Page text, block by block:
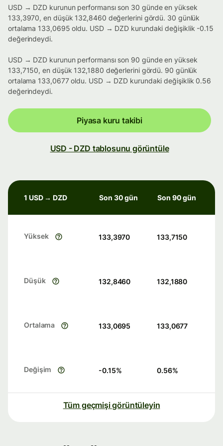
USD → DZD kurunun performansı son 30 günde en yüksek
133,3970, en düşük 132,8460 değerlerini gördü. 30 günlük
ortalama 133,0695 oldu. USD → DZD kurundaki değişiklik -0.15
değerindeydi.
USD → DZD kurunun performansı son 90 günde en yüksek
133,7150, en düşük 132,1880 değerlerini gördü. 90 günlük
ortalama 133,0677 oldu. USD → DZD kurundaki değişiklik 0.56
değerindeydi.
Piyasa kuru takibi
USD - DZD tablosunu görüntüle
1 USD → DZD Son 30 gün Son 90 gün
Yüksek 133,3970 133,7150
Düşük 132,8460 132,1880
Ortalama 133,0695 133,0677
Değişim -0.15% 0.56%
Tüm geçmişi görüntüleyin